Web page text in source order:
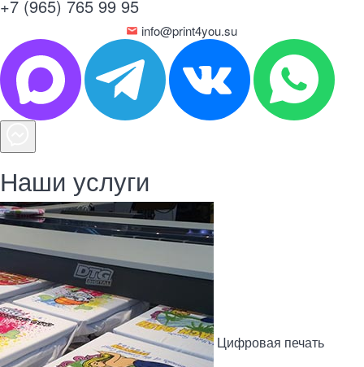
+7 (965) 765 99 95
info@print4you.su
Наши услуги
Цифровая печать